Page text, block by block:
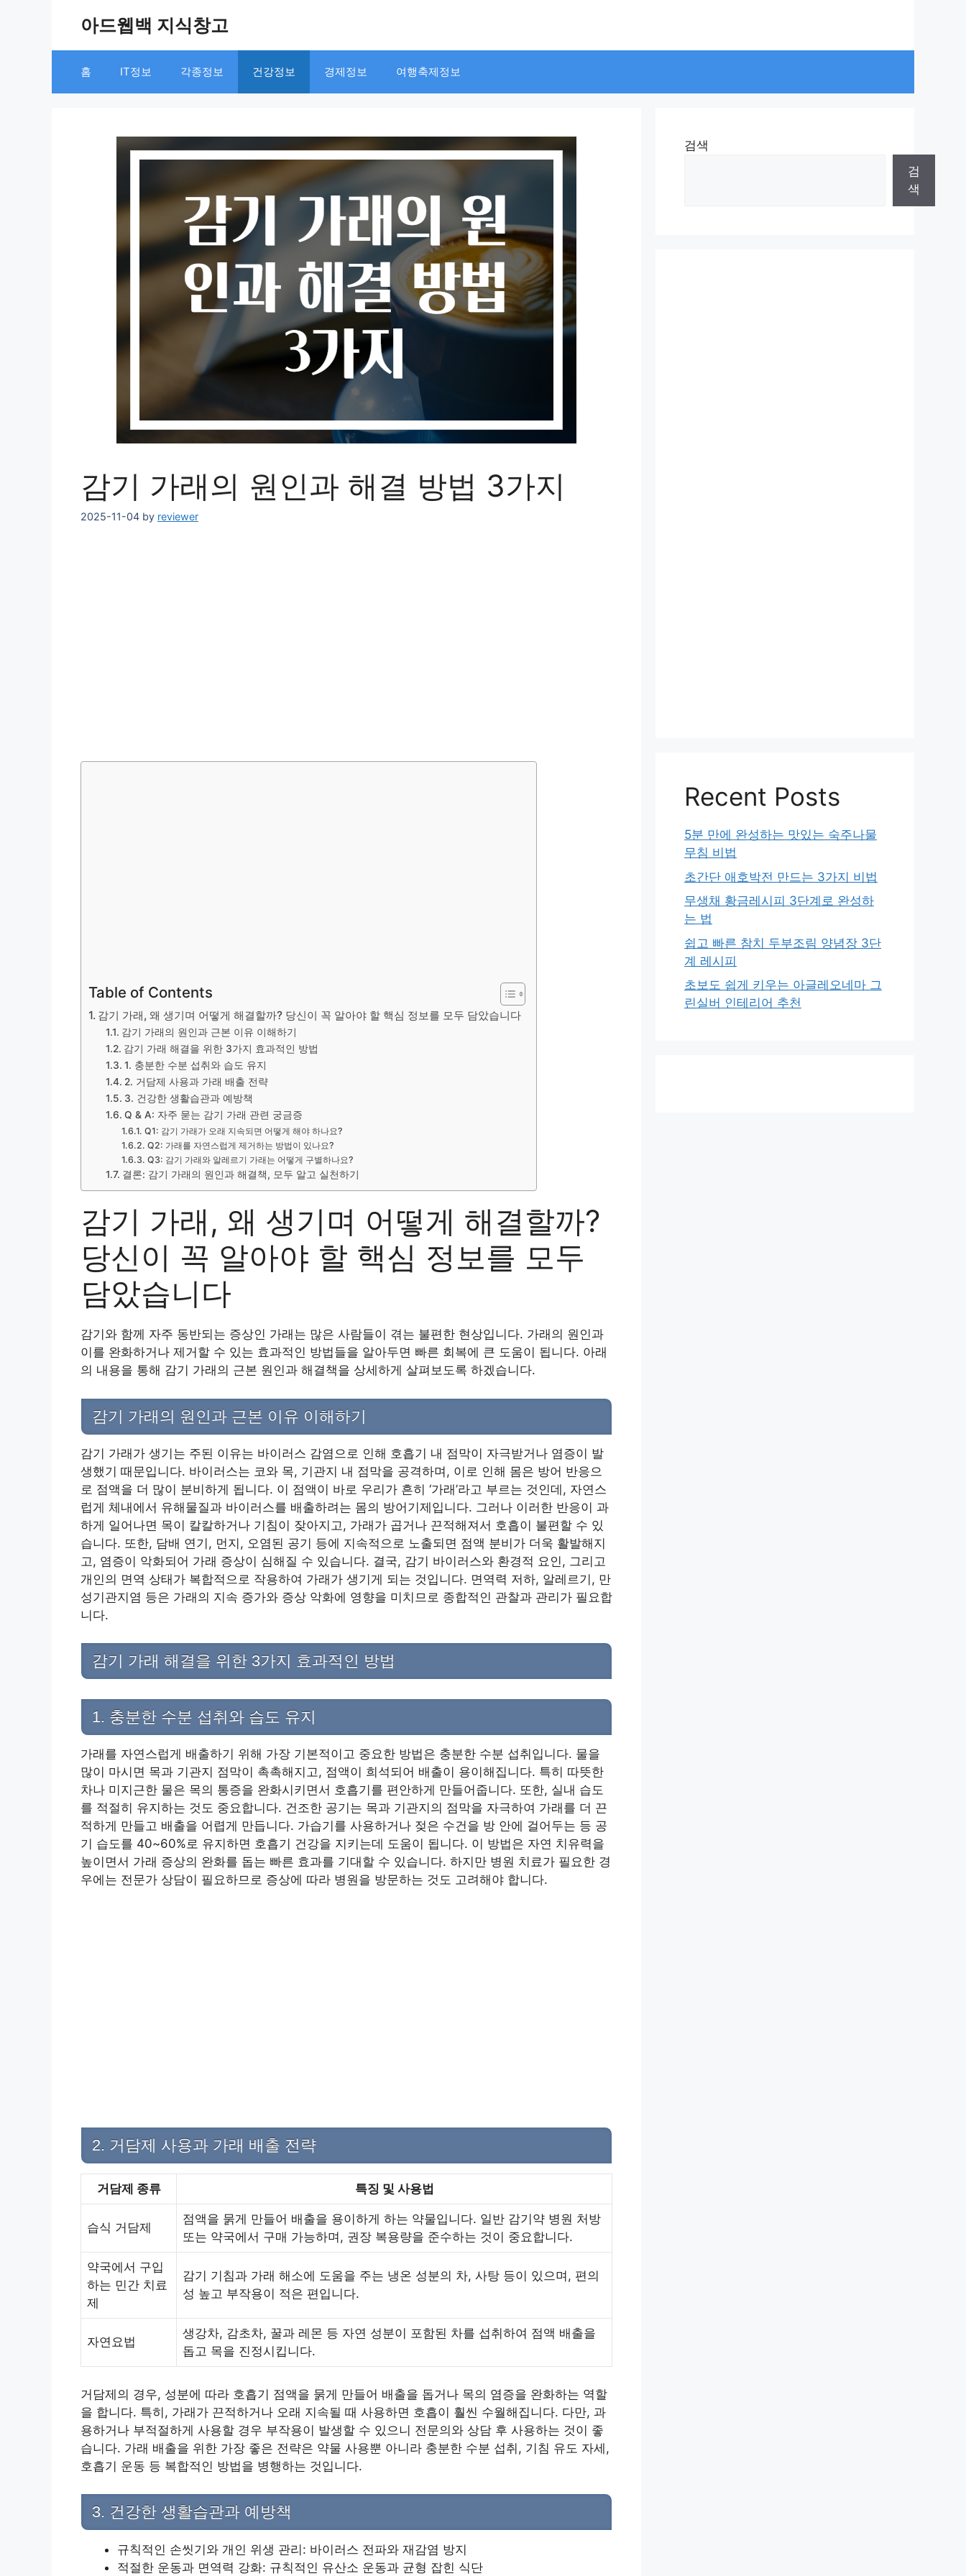
아드웹백 지식창고
홈 IT정보 각종정보 건강정보 경제정보 여행축제정보
감기 가래의 원인과 해결 방법 3가지
2025-11-04 by reviewer
Table of Contents
감기 가래, 왜 생기며 어떻게 해결할까? 당신이 꼭 알아야 할 핵심 정보를 모두 담았습니다
감기 가래의 원인과 근본 이유 이해하기
감기 가래 해결을 위한 3가지 효과적인 방법
1. 충분한 수분 섭취와 습도 유지
2. 거담제 사용과 가래 배출 전략
3. 건강한 생활습관과 예방책
Q & A: 자주 묻는 감기 가래 관련 궁금증
Q1: 감기 가래가 오래 지속되면 어떻게 해야 하나요?
Q2: 가래를 자연스럽게 제거하는 방법이 있나요?
Q3: 감기 가래와 알레르기 가래는 어떻게 구별하나요?
결론: 감기 가래의 원인과 해결책, 모두 알고 실천하기
감기 가래, 왜 생기며 어떻게 해결할까?
당신이 꼭 알아야 할 핵심 정보를 모두
담았습니다
감기와 함께 자주 동반되는 증상인 가래는 많은 사람들이 겪는 불편한 현상입니다. 가래의 원인과
이를 완화하거나 제거할 수 있는 효과적인 방법들을 알아두면 빠른 회복에 큰 도움이 됩니다. 아래
의 내용을 통해 감기 가래의 근본 원인과 해결책을 상세하게 살펴보도록 하겠습니다.
감기 가래의 원인과 근본 이유 이해하기
감기 가래가 생기는 주된 이유는 바이러스 감염으로 인해 호흡기 내 점막이 자극받거나 염증이 발
생했기 때문입니다. 바이러스는 코와 목, 기관지 내 점막을 공격하며, 이로 인해 몸은 방어 반응으
로 점액을 더 많이 분비하게 됩니다. 이 점액이 바로 우리가 흔히 ‘가래’라고 부르는 것인데, 자연스
럽게 체내에서 유해물질과 바이러스를 배출하려는 몸의 방어기제입니다. 그러나 이러한 반응이 과
하게 일어나면 목이 칼칼하거나 기침이 잦아지고, 가래가 곱거나 끈적해져서 호흡이 불편할 수 있
습니다. 또한, 담배 연기, 먼지, 오염된 공기 등에 지속적으로 노출되면 점액 분비가 더욱 활발해지
고, 염증이 악화되어 가래 증상이 심해질 수 있습니다. 결국, 감기 바이러스와 환경적 요인, 그리고
개인의 면역 상태가 복합적으로 작용하여 가래가 생기게 되는 것입니다. 면역력 저하, 알레르기, 만
성기관지염 등은 가래의 지속 증가와 증상 악화에 영향을 미치므로 종합적인 관찰과 관리가 필요합
니다.
감기 가래 해결을 위한 3가지 효과적인 방법
1. 충분한 수분 섭취와 습도 유지
가래를 자연스럽게 배출하기 위해 가장 기본적이고 중요한 방법은 충분한 수분 섭취입니다. 물을
많이 마시면 목과 기관지 점막이 촉촉해지고, 점액이 희석되어 배출이 용이해집니다. 특히 따뜻한
차나 미지근한 물은 목의 통증을 완화시키면서 호흡기를 편안하게 만들어줍니다. 또한, 실내 습도
를 적절히 유지하는 것도 중요합니다. 건조한 공기는 목과 기관지의 점막을 자극하여 가래를 더 끈
적하게 만들고 배출을 어렵게 만듭니다. 가습기를 사용하거나 젖은 수건을 방 안에 걸어두는 등 공
기 습도를 40~60%로 유지하면 호흡기 건강을 지키는데 도움이 됩니다. 이 방법은 자연 치유력을
높이면서 가래 증상의 완화를 돕는 빠른 효과를 기대할 수 있습니다. 하지만 병원 치료가 필요한 경
우에는 전문가 상담이 필요하므로 증상에 따라 병원을 방문하는 것도 고려해야 합니다.
2. 거담제 사용과 가래 배출 전략
거담제 종류 특징 및 사용법
습식 거담제
점액을 묽게 만들어 배출을 용이하게 하는 약물입니다. 일반 감기약 병원 처방
또는 약국에서 구매 가능하며, 권장 복용량을 준수하는 것이 중요합니다.
약국에서 구입
하는 민간 치료
제
감기 기침과 가래 해소에 도움을 주는 냉온 성분의 차, 사탕 등이 있으며, 편의
성 높고 부작용이 적은 편입니다.
자연요법
생강차, 감초차, 꿀과 레몬 등 자연 성분이 포함된 차를 섭취하여 점액 배출을
돕고 목을 진정시킵니다.
거담제의 경우, 성분에 따라 호흡기 점액을 묽게 만들어 배출을 돕거나 목의 염증을 완화하는 역할
을 합니다. 특히, 가래가 끈적하거나 오래 지속될 때 사용하면 호흡이 훨씬 수월해집니다. 다만, 과
용하거나 부적절하게 사용할 경우 부작용이 발생할 수 있으니 전문의와 상담 후 사용하는 것이 좋
습니다. 가래 배출을 위한 가장 좋은 전략은 약물 사용뿐 아니라 충분한 수분 섭취, 기침 유도 자세,
호흡기 운동 등 복합적인 방법을 병행하는 것입니다.
3. 건강한 생활습관과 예방책
규칙적인 손씻기와 개인 위생 관리: 바이러스 전파와 재감염 방지
적절한 운동과 면역력 강화: 규칙적인 유산소 운동과 균형 잡힌 식단
검색
검
색
Recent Posts
5분 만에 완성하는 맛있는 숙주나물
무침 비법
초간단 애호박전 만드는 3가지 비법
무생채 황금레시피 3단계로 완성하
는 법
쉽고 빠른 참치 두부조림 양념장 3단
계 레시피
초보도 쉽게 키우는 아글레오네마 그
린실버 인테리어 추천